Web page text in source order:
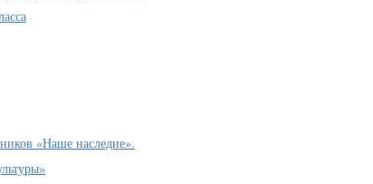
«Наше наследие».